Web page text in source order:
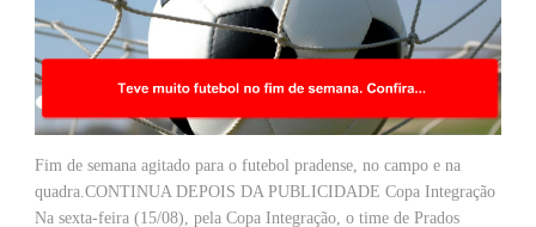
Fim de semana agitado para o futebol pradense, no campo e na
quadra.CONTINUA DEPOIS DA PUBLICIDADE Copa Integração
Na sexta-feira (15/08), pela Copa Integração, o time de Prados